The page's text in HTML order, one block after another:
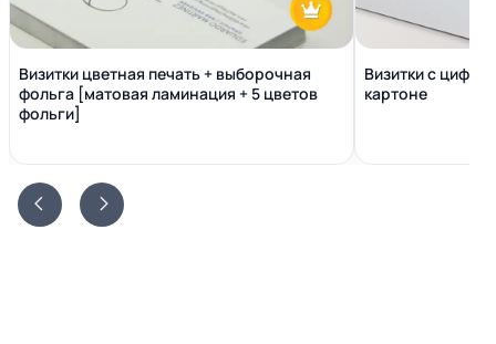
Визитки цветная печать + выборочная
фольга [матовая ламинация + 5 цветов
фольги]
Визитки с
картоне